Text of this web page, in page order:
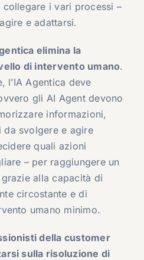
collegare i vari processi –
e adattarsi.
elimina la
di intervento umano.
l’IA Agentica deve
gli AI Agent devono
informazioni,
svolgere e agire
quali azioni
– per raggiungere un
alla capacità di
circostante e di
umano minimo.
della customer
sulla risoluzione di